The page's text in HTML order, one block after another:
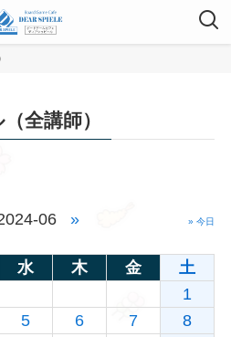
全講師）
06 » » 今日
水 木 金
土
1
5 6 7
8